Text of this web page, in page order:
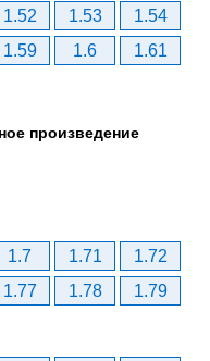
1.52 1.53
1.54
1.59 1.6
1.61
произведение
1.7 1.71
1.72
1.77 1.78
1.79